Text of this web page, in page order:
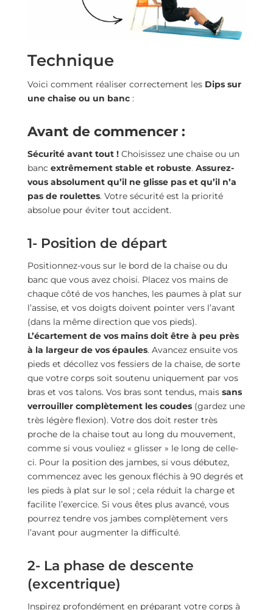
Technique
Voici comment réaliser correctement les Dips sur
une chaise ou un banc:
Avant de commencer :
Sécurité avant tout !Choisissez une chaise ou un
banc extrêmement stable et robuste. Assurez-
vous absolument qu’il ne glisse pas et qu’il n’a
pas de roulettes. Votre sécurité est la priorité
absolue pour éviter tout accident.
1- Position de départ
Positionnez-vous sur le bord de la chaise ou du
banc que vous avez choisi. Placez vos mains de
chaque côté de vos hanches, les paumes à plat sur
l’assise, et vos doigts doivent pointer vers l’avant
(dans la même direction que vos pieds).
L’écartement de vos mains doit être à peu près
à la largeur de vos épaules. Avancez ensuite vos
pieds et décollez vos fessiers de la chaise, de sorte
que votre corps soit soutenu uniquement par vos
bras et vos talons. Vos bras sont tendus, mais sans
verrouiller complètement les coudes(gardez une
très légère flexion). Votre dos doit rester très
proche de la chaise tout au long du mouvement,
comme si vous vouliez « glisser » le long de celle-
ci. Pour la position des jambes, si vous débutez,
commencez avec les genoux fléchis à 90 degrés et
les pieds à plat sur le sol ; cela réduit la charge et
facilite l’exercice. Si vous êtes plus avancé, vous
pourrez tendre vos jambes complètement vers
l’avant pour augmenter la difficulté.
2- La phase de descente
(excentrique)
Inspirez profondément en préparant votre corps à